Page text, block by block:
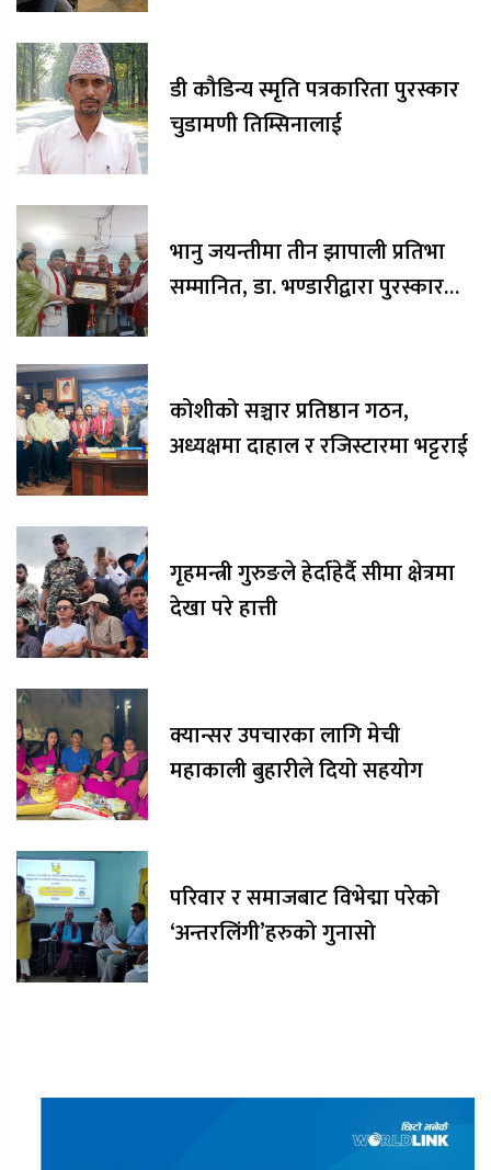
डी कौडिन्य स्मृति पत्रकारिता पुरस्कार
चुडामणी तिम्सिनालाई
भानु जयन्तीमा तीन झापाली प्रतिभा
सम्मानित, डा. भण्डारीद्वारा पुरस्कार
कोशीको सञ्चार प्रतिष्ठान गठन,
अध्यक्षमा दाहाल र रजिस्टारमा भट्टराई
गृहमन्त्री गुरुङले हेर्दाहेर्दै सीमा क्षेत्रमा
देखा परे हात्ती
क्यान्सर उपचारका लागि मेची
महाकाली बुहारीले दियो सहयोग
परिवार र समाजबाट विभेद्मा परेको
‘अन्तरलिंगी’हरुको गुनासो